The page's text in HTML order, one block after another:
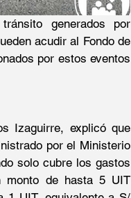
generados por
acudir al Fondo de
por estos eventos
Izaguirre, explicó que
por el Ministerio
solo cubre los gastos
monto de hasta 5 UIT